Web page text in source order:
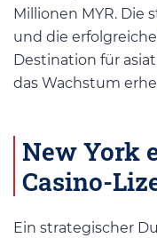
Millionen MYR. Die
und die
Destination für
das Wachstum
New York
Casino-
Ein strategischer